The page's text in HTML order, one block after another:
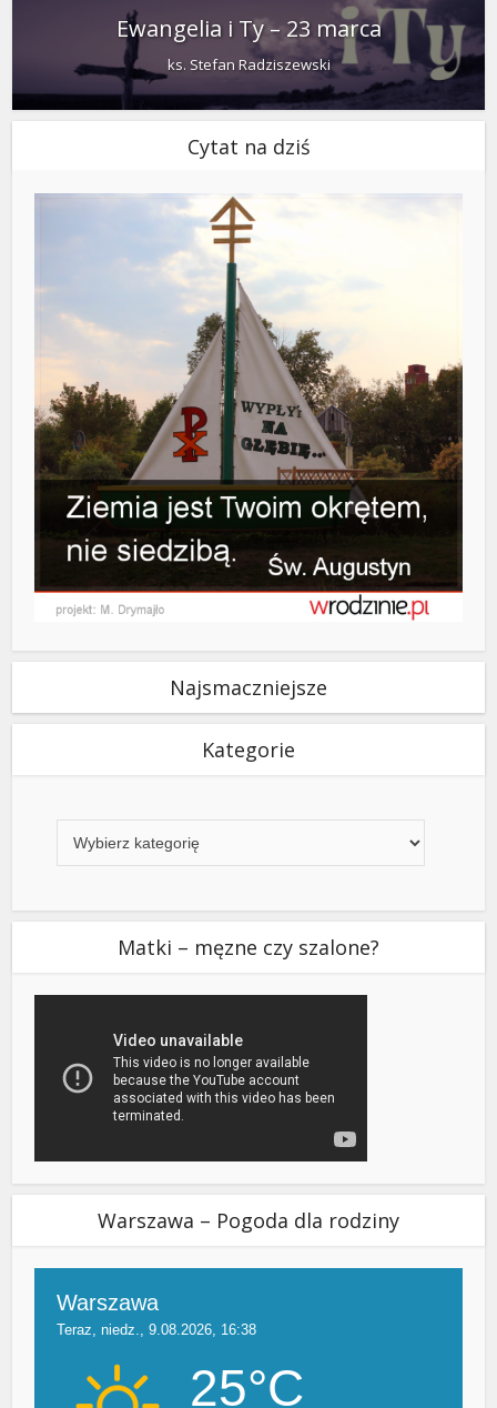
Ewangelia i Ty – 23 marca
ks. Stefan Radziszewski
Cytat na dziś
Najsmaczniejsze
Kategorie
Matki – męzne czy szalone?
Warszawa – Pogoda dla rodziny